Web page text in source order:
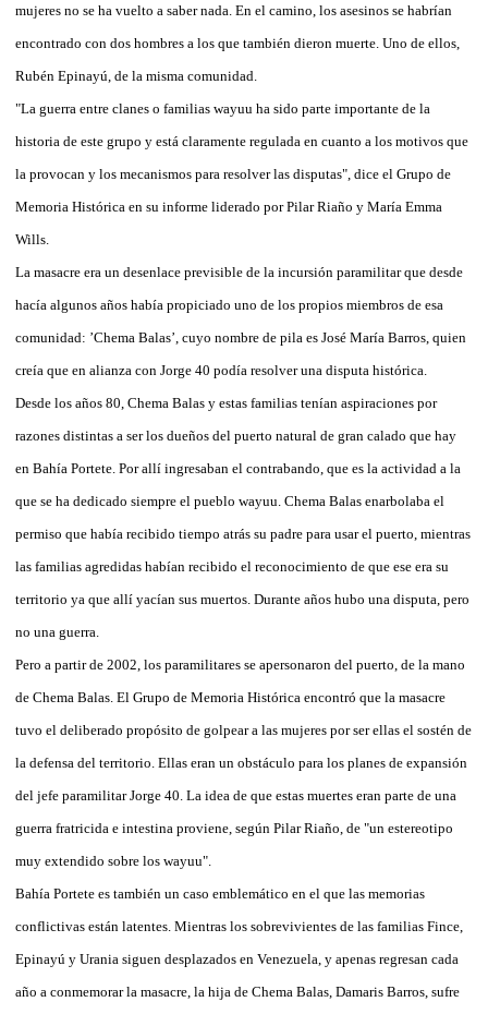
mujeres no se ha vuelto a saber nada. En el camino, los asesinos se habrían
encontrado con dos hombres a los que también dieron muerte. Uno de ellos,
Rubén Epinayú, de la misma comunidad.
"La guerra entre clanes o familias wayuu ha sido parte importante de la
historia de este grupo y está claramente regulada en cuanto a los motivos que
la provocan y los mecanismos para resolver las disputas", dice el Grupo de
Memoria Histórica en su informe liderado por Pilar Riaño y María Emma
Wills.
La masacre era un desenlace previsible de la incursión paramilitar que desde
hacía algunos años había propiciado uno de los propios miembros de esa
comunidad: ’Chema Balas’, cuyo nombre de pila es José María Barros, quien
creía que en alianza con Jorge 40 podía resolver una disputa histórica.
Desde los años 80, Chema Balas y estas familias tenían aspiraciones por
razones distintas a ser los dueños del puerto natural de gran calado que hay
en Bahía Portete. Por allí ingresaban el contrabando, que es la actividad a la
que se ha dedicado siempre el pueblo wayuu. Chema Balas enarbolaba el
permiso que había recibido tiempo atrás su padre para usar el puerto, mientras
las familias agredidas habían recibido el reconocimiento de que ese era su
territorio ya que allí yacían sus muertos. Durante años hubo una disputa, pero
no una guerra.
Pero a partir de 2002, los paramilitares se apersonaron del puerto, de la mano
de Chema Balas. El Grupo de Memoria Histórica encontró que la masacre
tuvo el deliberado propósito de golpear a las mujeres por ser ellas el sostén de
la defensa del territorio. Ellas eran un obstáculo para los planes de expansión
del jefe paramilitar Jorge 40. La idea de que estas muertes eran parte de una
guerra fratricida e intestina proviene, según Pilar Riaño, de "un estereotipo
muy extendido sobre los wayuu".
Bahía Portete es también un caso emblemático en el que las memorias
conflictivas están latentes. Mientras los sobrevivientes de las familias Fince,
Epinayú y Urania siguen desplazados en Venezuela, y apenas regresan cada
año a conmemorar la masacre, la hija de Chema Balas, Damaris Barros, sufre